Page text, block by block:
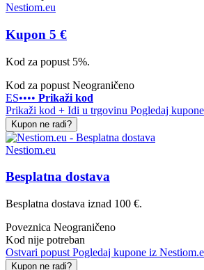
Nestiom.eu
Kupon 5 €
Kod za popust 5%.
Kod za popust Neograničeno
ES•••• Prikaži kod
Prikaži kod + Idi u trgovinu Pogledaj
Kupon ne radi?
Nestiom.eu
Besplatna dostava
Besplatna dostava iznad 100 €.
Poveznica Neograničeno
Kod nije potreban
Ostvari popust Pogledaj kupone iz
Kupon ne radi?